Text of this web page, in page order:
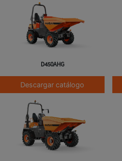
D450AHG
Descargar catálogo